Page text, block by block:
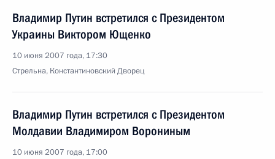
Владимир Путин встретился с Президентом
Украины Виктором Ющенко
10 июня 2007 года, 17:30
Стрельна, Константиновский Дворец
Владимир Путин встретился с Президентом
Молдавии Владимиром Ворониным
10 июня 2007 года, 17:00